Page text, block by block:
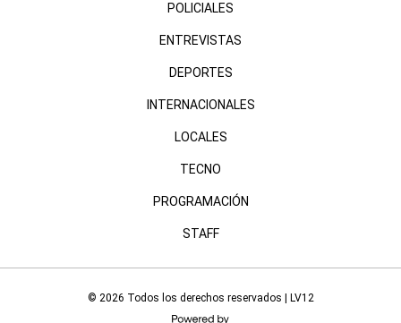
POLICIALES
ENTREVISTAS
DEPORTES
INTERNACIONALES
LOCALES
TECNO
PROGRAMACIÓN
STAFF
© 2026 Todos los derechos reservados | LV12